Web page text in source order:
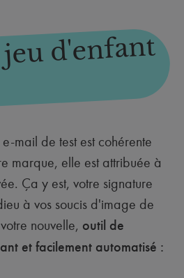
d'enfant
mail de test est cohérente
marque, elle est attribuée à
Ça y est, votre signature
à vos soucis d'image de
nouvelle, outil de
et facilement automatisé :